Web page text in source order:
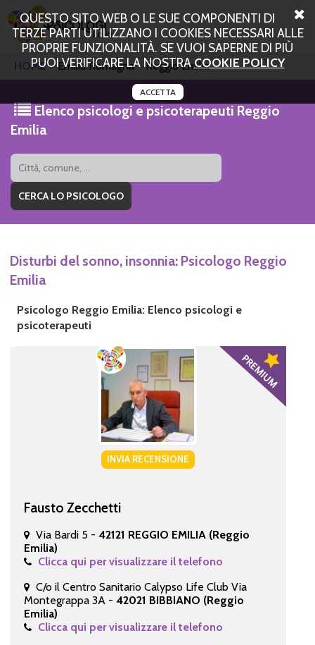
QUESTO SITO WEB O LE SUE COMPONENTI DI
TERZE PARTI UTILIZZANO I COOKIES NECESSARI ALLE
PROPRIE FUNZIONALITÀ. SE VUOI SAPERNE DI PIÙ
PUOI VERIFICARE LA NOSTRACOOKIE POLICY
ACCETTA
HOME Emilia Romagna Reggio Emilia
Elenco psicologi e psicoterapeuti Reggio
Emilia
Disturbi del sonno, insonnia: Psicologo Reggio
Emilia
Psicologo Reggio Emilia: Elenco psicologi e
psicoterapeuti
INVIA RECENSIONE
Fausto Zecchetti
Via Bardi 5 - 42121 REGGIO EMILIA (Reggio
Emilia)
Clicca qui per visualizzare il telefono
C/o il Centro Sanitario Calypso Life Club Via
Montegrappa 3A - 42021 BIBBIANO (Reggio
Emilia)
Clicca qui per visualizzare il telefono